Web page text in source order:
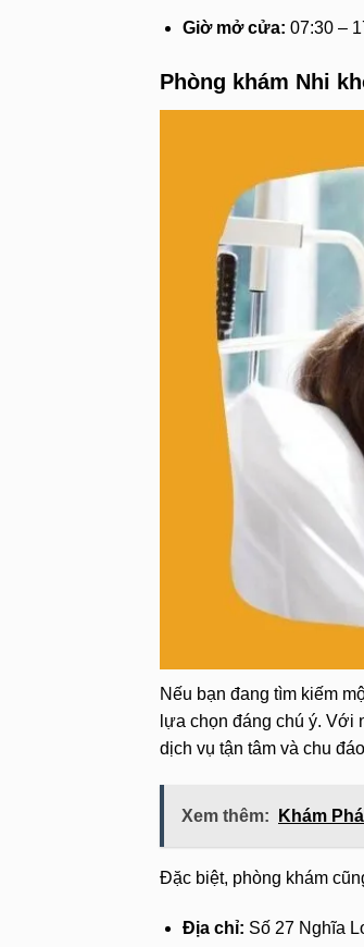
Giờ mở cửa: 07:30 –
Phòng khám Nhi
Nếu bạn đang tìm kiếm
lựa chọn đáng chú ý. Với
dịch vụ tận tâm và chu
Xem thêm: Khám
Đặc biệt, phòng khám
Địa chỉ: Số 27 Nghĩa